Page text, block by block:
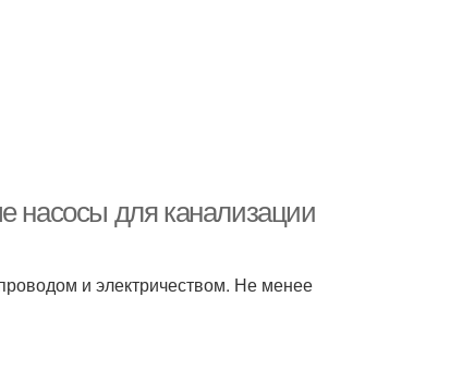
насосы для канализации
и электричеством. Не менее